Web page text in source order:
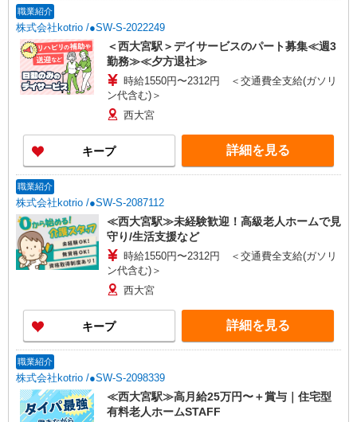
職業紹介
株式会社kotrio /●SW-S-2022249
＜西大宮駅＞デイサービスのパート募集≪週3
勤務≫≪夕方退社≫
時給1550円〜2312円 ＜交通費全支給(ガソリ
ン代含む)＞
西大宮
キープ 詳細を見る
職業紹介
株式会社kotrio /●SW-S-2087112
≪西大宮駅≫未経験歓迎！高級老人ホームで見
守り/生活支援など
時給1550円〜2312円 ＜交通費全支給(ガソリ
ン代含む)＞
西大宮
キープ 詳細を見る
職業紹介
株式会社kotrio /●SW-S-2098339
≪西大宮駅≫高月給25万円〜＋賞与｜住宅型
有料老人ホームSTAFF